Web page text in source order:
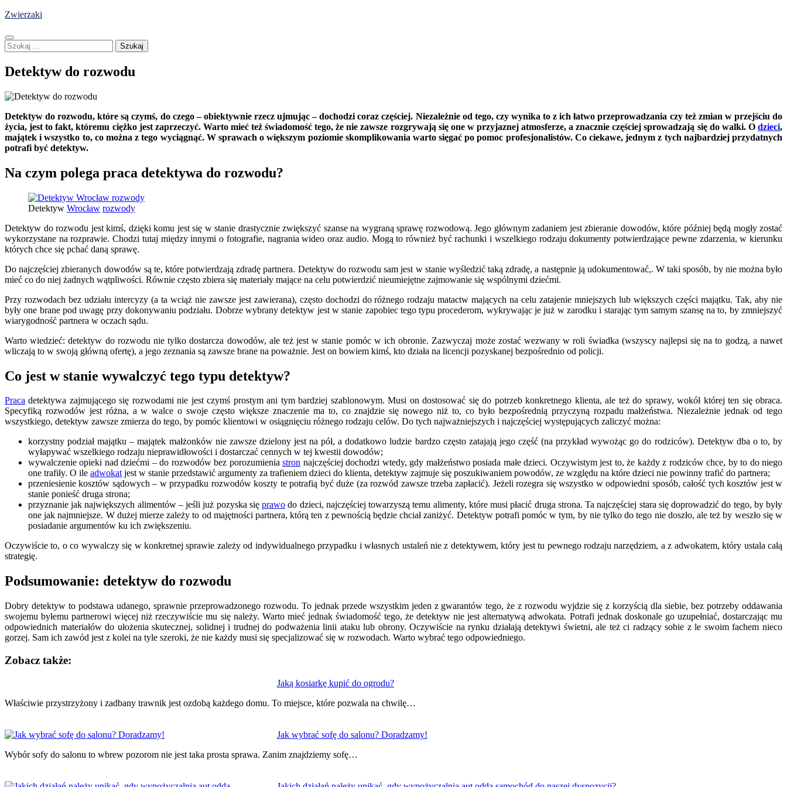
Skip
content
Zwierzaki
Szukaj:
Detektyw do rozwodu
Detektyw do rozwodu, które są czymś, do czego – obiektywnie rzecz ujmując – dochodzi coraz częściej. Niezależnie od tego, czy wynika to z ich łatwo przeprowadzania czy też zmian w przejściu do
życia, jest to fakt, któremu ciężko jest zaprzeczyć. Warto mieć też świadomość tego, że nie zawsze rozgrywają się one w przyjaznej atmosferze, a znacznie częściej sprowadzają się do walki. O dzieci,
majątek i wszystko to, co można z tego wyciągnąć. W sprawach o większym poziomie skomplikowania warto sięgać po pomoc profesjonalistów. Co ciekawe, jednym z tych najbardziej przydatnych
potrafi być detektyw.
Na czym polega praca detektywa do rozwodu?
Detektyw Wrocław rozwody
Detektyw do rozwodu jest kimś, dzięki komu jest się w stanie drastycznie zwiększyć szanse na wygraną sprawę rozwodową. Jego głównym zadaniem jest zbieranie dowodów, które później będą mogły zostać
wykorzystane na rozprawie. Chodzi tutaj między innymi o fotografie, nagrania wideo oraz audio. Mogą to również być rachunki i wszelkiego rodzaju dokumenty potwierdzające pewne zdarzenia, w kierunku
których chce się pchać daną sprawę.
Do najczęściej zbieranych dowodów są te, które potwierdzają zdradę partnera. Detektyw do rozwodu sam jest w stanie wyśledzić taką zdradę, a następnie ją udokumentować,. W taki sposób, by nie można było
mieć co do niej żadnych wątpliwości. Równie często zbiera się materiały mające na celu potwierdzić nieumiejętne zajmowanie się wspólnymi dziećmi.
Przy rozwodach bez udziału intercyzy (a ta wciąż nie zawsze jest zawierana), często dochodzi do różnego rodzaju matactw mających na celu zatajenie mniejszych lub większych części majątku. Tak, aby nie
były one brane pod uwagę przy dokonywaniu podziału. Dobrze wybrany detektyw jest w stanie zapobiec tego typu procederom, wykrywając je już w zarodku i starając tym samym szansę na to, by zmniejszyć
wiarygodność partnera w oczach sądu.
Warto wiedzieć: detektyw do rozwodu nie tylko dostarcza dowodów, ale też jest w stanie pomóc w ich obronie. Zazwyczaj może zostać wezwany w roli świadka (wszyscy najlepsi się na to godzą, a nawet
wliczają to w swoją główną ofertę), a jego zeznania są zawsze brane na poważnie. Jest on bowiem kimś, kto działa na licencji pozyskanej bezpośrednio od policji.
Co jest w stanie wywalczyć tego typu detektyw?
Praca detektywa zajmującego się rozwodami nie jest czymś prostym ani tym bardziej szablonowym. Musi on dostosować się do potrzeb konkretnego klienta, ale też do sprawy, wokół której ten się obraca.
Specyfiką rozwodów jest różna, a w walce o swoje często większe znaczenie ma to, co znajdzie się nowego niż to, co było bezpośrednią przyczyną rozpadu małżeństwa. Niezależnie jednak od tego
wszystkiego, detektyw zawsze zmierza do tego, by pomóc klientowi w osiągnięciu różnego rodzaju celów. Do tych najważniejszych i najczęściej występujących zaliczyć można:
korzystny podział majątku – majątek małżonków nie zawsze dzielony jest na pół, a dodatkowo ludzie bardzo często zatajają jego część (na przykład wywożąc go do rodziców). Detektyw dba o to, by
wyłapywać wszelkiego rodzaju nieprawidłowości i dostarczać cennych w tej kwestii dowodów;
wywalczenie opieki nad dziećmi – do rozwodów bez porozumieniastron najczęściej dochodzi wtedy, gdy małżeństwo posiada małe dzieci. Oczywistym jest to, że każdy z rodziców chce, by to do niego
one trafiły. O ile adwokatjest w stanie przedstawić argumenty za trafieniem dzieci do klienta, detektyw zajmuje się poszukiwaniem powodów, ze względu na które dzieci nie powinny trafić do partnera;
przeniesienie kosztów sądowych– w przypadku rozwodów koszty te potrafią być duże (za rozwód zawsze trzeba zapłacić). Jeżeli rozegra się wszystko w odpowiedni sposób, całość tych kosztów jest w
stanie ponieść druga strona;
przyznanie jak największych alimentów – jeśli już pozyska sięprawo do dzieci, najczęściej towarzyszą temu alimenty, które musi płacić druga strona. Ta najczęściej stara się doprowadzić do tego, by były
one jak najmniejsze. W dużej mierze zależy to od majętności partnera, którą ten z pewnością będzie chciał zaniżyć. Detektyw potrafi pomóc w tym, by nie tylko do tego nie doszło, ale też by weszło się w
posiadanie argumentów ku ich zwiększeniu.
Oczywiście to, o co wywalczy się w konkretnej sprawie zależy od indywidualnego przypadku i własnych ustaleń nie z detektywem, który jest tu pewnego rodzaju narzędziem, a z adwokatem, który ustala całą
strategię.
Podsumowanie: detektyw do rozwodu
Dobry detektyw to podstawa udanego, sprawnie przeprowadzonego rozwodu. To jednak przede wszystkim jeden z gwarantów tego, że z rozwodu wyjdzie się z korzyścią dla siebie, bez potrzeby oddawania
swojemu byłemu partnerowi więcej niż rzeczywiście mu się należy. Warto mieć jednak świadomość tego, że detektyw nie jest alternatywą adwokata. Potrafi jednak doskonale go uzupełniać, dostarczając mu
odpowiednich materiałów do ułożenia skutecznej, solidnej i trudnej do podważenia linii ataku lub obrony. Oczywiście na rynku działają detektywi świetni, ale też ci radzący sobie z le swoim fachem nieco
gorzej. Sam ich zawód jest z kolei na tyle szeroki, że nie każdy musi się specjalizować się w rozwodach. Warto wybrać tego odpowiedniego.
Zobacz także:
Jaką kosiarkę kupić do ogrodu?
Właściwie przystrzyżony i zadbany trawnik jest ozdobą każdego domu. To miejsce, które pozwala na chwilę…
Jak wybrać sofę do salonu? Doradzamy!
Wybór sofy do salonu to wbrew pozorom nie jest taka prosta sprawa. Zanim znajdziemy sofę…
wpisu